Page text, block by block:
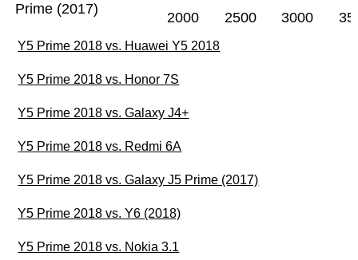
Prime (2017)
2000 2500 3000
Y5 Prime 2018 vs. Huawei Y5 2018
Y5 Prime 2018 vs. Honor 7S
Y5 Prime 2018 vs. Galaxy J4+
Y5 Prime 2018 vs. Redmi 6A
Y5 Prime 2018 vs. Galaxy J5 Prime (2017)
Y5 Prime 2018 vs. Y6 (2018)
Y5 Prime 2018 vs. Nokia 3.1